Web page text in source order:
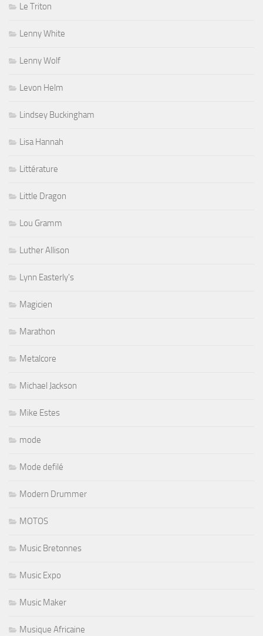
Le Triton
Lenny White
Lenny Wolf
Levon Helm
Lindsey Buckingham
Lisa Hannah
Littérature
Little Dragon
Lou Gramm
Luther Allison
Lynn Easterly's
Magicien
Marathon
Metalcore
Michael Jackson
Mike Estes
mode
Mode defilé
Modern Drummer
MOTOS
Music Bretonnes
Music Expo
Music Maker
Musique Africaine